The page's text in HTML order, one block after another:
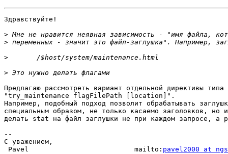
Здравствуйте!
>
>
>
>
Предлагаю рассмотреть вариант отдельной директивы типа
"try_maintenance flagFilePath [location]".
Например, подобный подход позволит обрабатывать
специальным образом, не только касаемо заголовков, но
делать stat на файл заглушки не при каждом запросе, а
--
С уважением,
Pavel                          mailto: pavel2000 at